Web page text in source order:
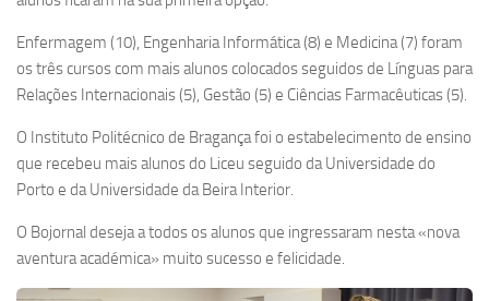
Enfermagem (10), Engenharia Informática (8) e Medicina (7) foram
os três cursos com mais alunos colocados seguidos de Línguas para
Relações Internacionais (5), Gestão (5) e Ciências Farmacêuticas (5).
O Instituto Politécnico de Bragança foi o estabelecimento de ensino
que recebeu mais alunos do Liceu seguido da Universidade do
Porto e da Universidade da Beira Interior.
O Bojornal deseja a todos os alunos que ingressaram nesta «nova
aventura académica» muito sucesso e felicidade.